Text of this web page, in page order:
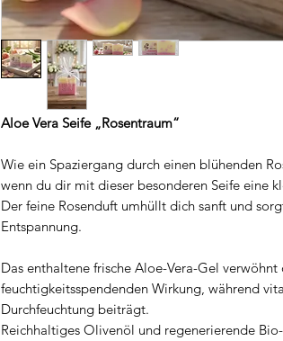
Aloe Vera Seife „Rosentraum“
Wie ein Spaziergang durch einen blühenden
wenn du dir mit dieser besonderen Seife eine
Der feine Rosenduft umhüllt dich sanft und
Entspannung.
Das enthaltene frische Aloe-Vera-Gel
feuchtigkeitsspendenden Wirkung, während
Durchfeuchtung beiträgt.
Reichhaltiges Olivenöl und regenerierende